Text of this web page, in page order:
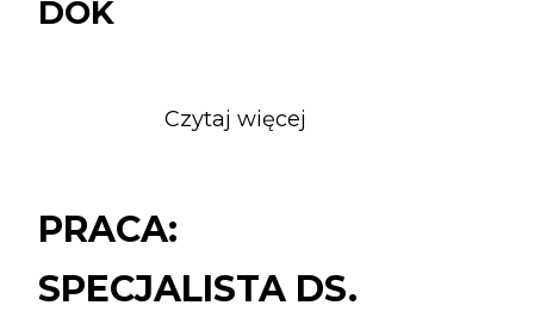
DOK
Czytaj więcej
DEKORACJI
I
PRACA:
SPECJALISTA DS.